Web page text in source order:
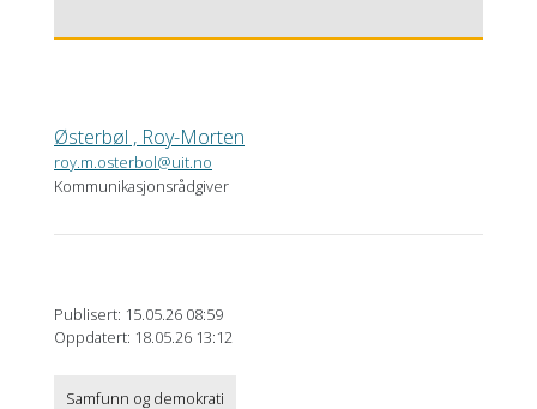
Østerbøl , Roy-Morten
roy.m.osterbol@uit.no
Kommunikasjonsrådgiver
Publisert: 15.05.26 08:59
Oppdatert: 18.05.26 13:12
Samfunn og demokrati